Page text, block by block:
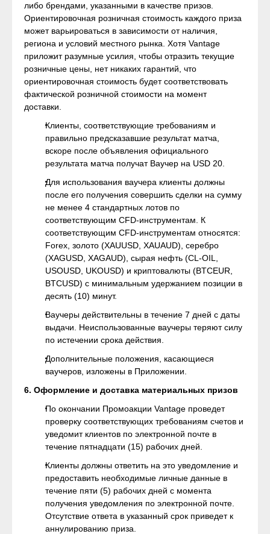
либо брендами, указанными в качестве призов.
Ориентировочная розничная стоимость каждого приза
может варьироваться в зависимости от наличия,
региона и условий местного рынка. Хотя Vantage
приложит разумные усилия, чтобы отразить текущие
розничные цены, нет никаких гарантий, что
ориентировочная стоимость будет соответствовать
фактической розничной стоимости на момент
доставки.
Клиенты, соответствующие требованиям и
правильно предсказавшие результат матча,
вскоре после объявления официального
результата матча получат Ваучер на USD 20.
Для использования ваучера клиенты должны
после его получения совершить сделки на сумму
не менее 4 стандартных лотов по
соответствующим CFD-инструментам. К
соответствующим CFD-инструментам относятся:
Forex, золото (XAUUSD, XAUAUD), серебро
(XAGUSD, XAGAUD), сырая нефть (CL-OIL,
USOUSD, UKOUSD) и криптовалюты (BTCEUR,
BTCUSD) с минимальным удержанием позиции в
десять (10) минут.
Ваучеры действительны в течение 7 дней с даты
выдачи. Неиспользованные ваучеры теряют силу
по истечении срока действия.
Дополнительные положения, касающиеся
ваучеров, изложены в Приложении.
6. Оформление и доставка материальных призов
По окончании Промоакции Vantage проведет
проверку соответствующих требованиям счетов и
уведомит клиентов по электронной почте в
течение пятнадцати (15) рабочих дней.
Клиенты должны ответить на это уведомление и
предоставить необходимые личные данные в
течение пяти (5) рабочих дней с момента
получения уведомления по электронной почте.
Отсутствие ответа в указанный срок приведет к
аннулированию приза.